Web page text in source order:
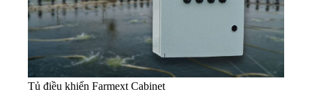
Tủ điều khiển Farmext Cabinet